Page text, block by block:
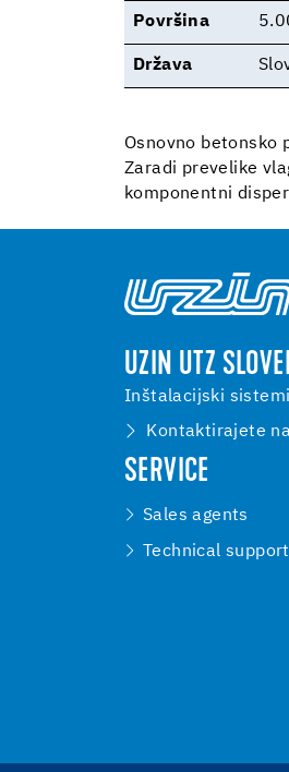
Površina
Država
Osnovno betonsko
Zaradi prevelike
komponentni
UZIN UTZ
Inštalacijski
Kontaktirajete
SERVICE
Sales agents
Technical support